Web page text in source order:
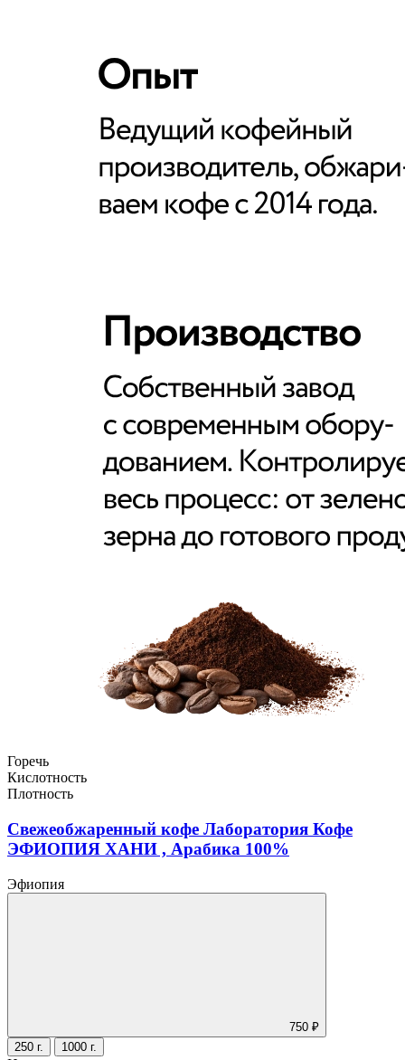
Горечь
Кислотность
Плотность
Свежеобжаренный кофе Лаборатория Кофе
ЭФИОПИЯ ХАНИ , Арабика 100%
Эфиопия
750 ₽
250 г.
1000 г.